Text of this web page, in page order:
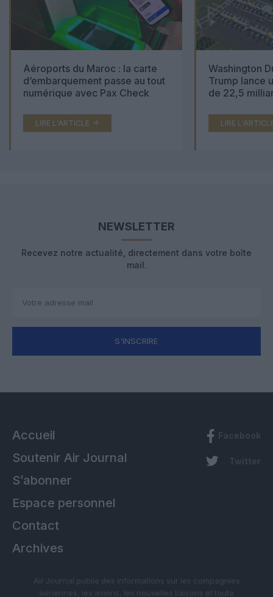
Aéroports du Maroc : la carte
d’embarquement passe au tout
numérique avec Pax Check
LIRE L'ARTICLE
Washington
Trump lance
de 22,5
LIRE
NEWSLETTER
Recevez notre actualité, directement dans votre boîte
mail.
S'INSCRIRE
Accueil
Soutenir Air Journal
S’abonner
Espace personnel
Contact
Archives